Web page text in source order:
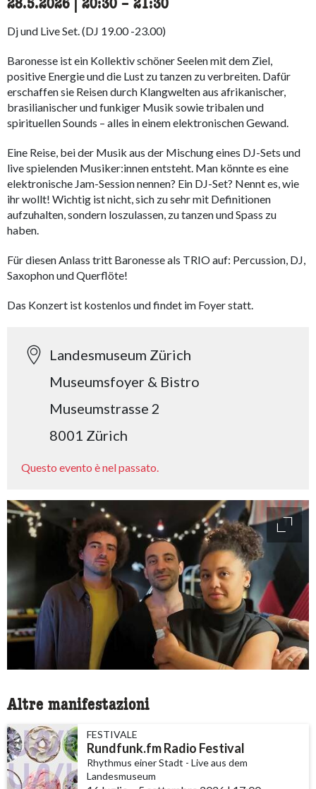
28.5.2026 20:30 accessibility.time_to
– 21:30
Dj und Live Set. (DJ 19.00 -23.00)
Baronesse ist ein Kollektiv schöner Seelen mit dem Ziel,
positive Energie und die Lust zu tanzen zu verbreiten. Dafür
erschaffen sie Reisen durch Klangwelten aus afrikanischer,
brasilianischer und funkiger Musik sowie tribalen und
spirituellen Sounds – alles in einem elektronischen Gewand.
Eine Reise, bei der Musik aus der Mischung eines DJ-Sets und
live spielenden Musiker:innen entsteht. Man könnte es eine
elektronische Jam-Session nennen? Ein DJ-Set? Nennt es, wie
ihr wollt! Wichtig ist nicht, sich zu sehr mit Definitionen
aufzuhalten, sondern loszulassen, zu tanzen und Spass zu
haben.
Für diesen Anlass tritt Baronesse als TRIO auf: Percussion, DJ,
Saxophon und Querflöte!
Das Konzert ist kostenlos und findet im Foyer statt.
Landesmuseum Zürich
Museumsfoyer & Bistro
Museumstrasse 2
8001 Zürich
Questo evento è nel passato.
Altre manifestazioni
FESTIVALE
Rundfunk.fm Radio Festival
Rhythmus einer Stadt - Live aus dem
Landesmuseum